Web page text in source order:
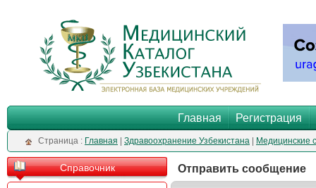
Главная Регистрация
Cтраница : Главная Здравоохранение Узбекистана Медицинские
Справочник Отправить сообщение